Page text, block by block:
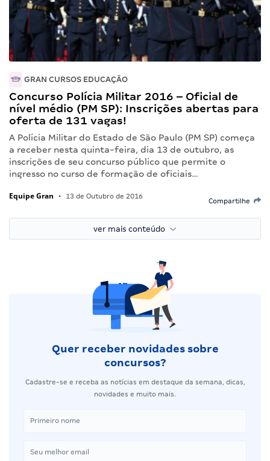
GRAN CURSOS EDUCAÇÃO
Concurso Polícia Militar 2016 – Oficial de
nível médio (PM SP): Inscrições abertas para
oferta de 131 vagas!
A Polícia Militar do Estado de São Paulo (PM SP) começa
a receber nesta quinta-feira, dia 13 de outubro, as
inscrições de seu concurso público que permite o
ingresso no curso de formação de oficiais…
Equipe Gran • 13 de Outubro de 2016
Compartilhe
ver mais conteúdo
Quer receber novidades sobre
concursos?
Cadastre-se e receba as notícias em destaque da semana, dicas,
novidades e muito mais.